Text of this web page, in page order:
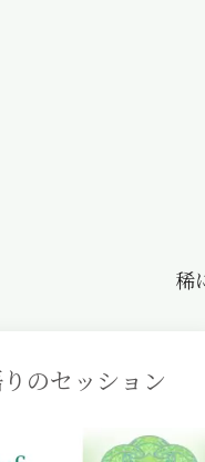
稀
のセッション